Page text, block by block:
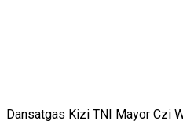
Dansatgas Kizi TNI Mayor Czi